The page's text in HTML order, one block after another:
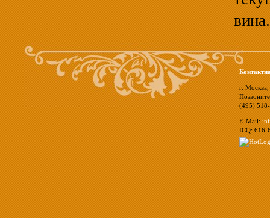
вина.
г.
(495)
E-Mail:
ICQ: 616-